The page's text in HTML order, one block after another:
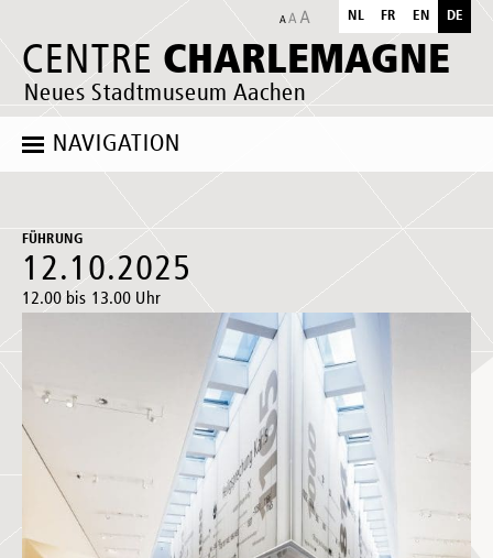
CENTRE CHARLEMAGNE
Neues Stadtmuseum Aachen
NL FR EN DE
NAVIGATION
FÜHRUNG
12.10.2025
12.00 bis 13.00 Uhr